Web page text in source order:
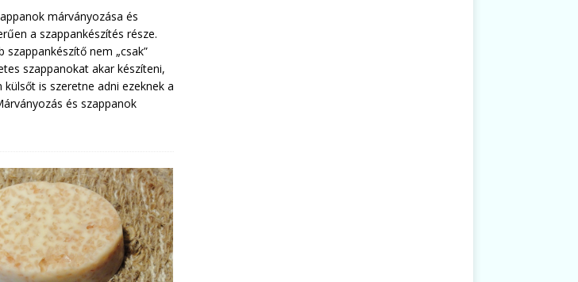
márványozása és
a szappankészítés része.
szappankészítő nem „csak”
szappanokat akar készíteni,
is szeretne adni ezeknek a
és szappanok